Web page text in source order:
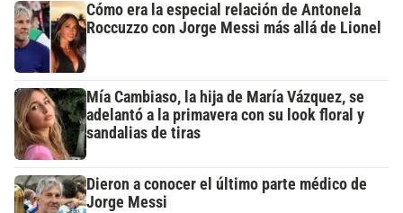
Cómo era la especial relación de Antonela
Roccuzzo con Jorge Messi más allá de Lionel
Mía Cambiaso, la hija de María Vázquez, se
adelantó a la primavera con su look floral y
sandalias de tiras
Dieron a conocer el último parte médico de
Jorge Messi